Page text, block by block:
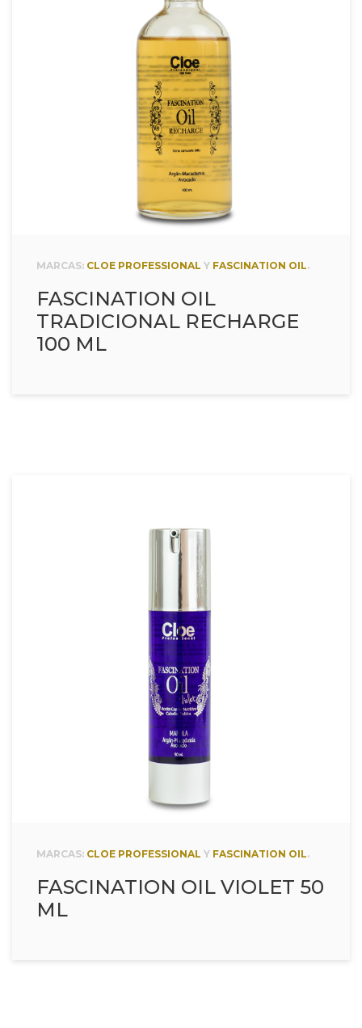
MARCAS: CLOE PROFESSIONAL Y FASCINATION OIL.
FASCINATION OIL
TRADICIONAL RECHARGE
100 ML
MARCAS: CLOE PROFESSIONAL Y FASCINATION OIL.
FASCINATION OIL VIOLET 50
ML